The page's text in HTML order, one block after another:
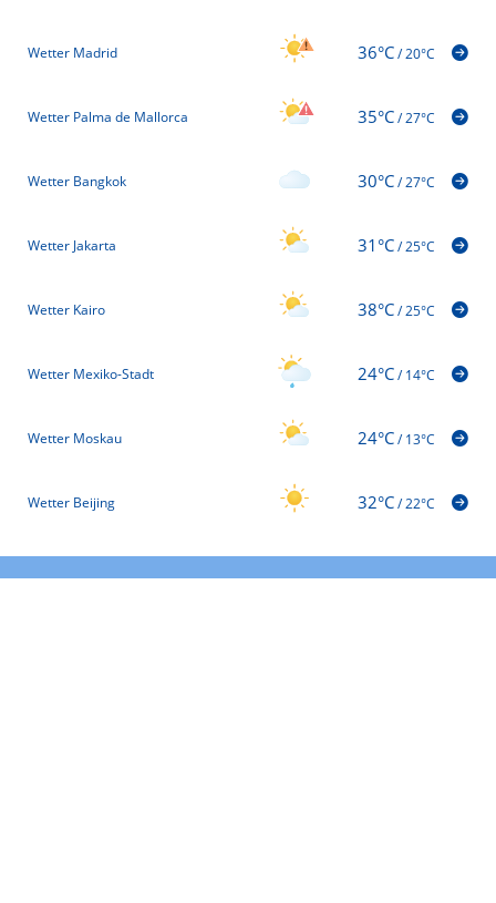
Wetter Madrid 36°C/20°C
Wetter Palma de Mallorca 35°C/27°C
Wetter Bangkok 30°C/27°C
Wetter Jakarta 31°C/25°C
Wetter Kairo 38°C/25°C
Wetter Mexiko-Stadt 24°C/14°C
Wetter Moskau 24°C/13°C
Wetter Beijing 32°C/22°C